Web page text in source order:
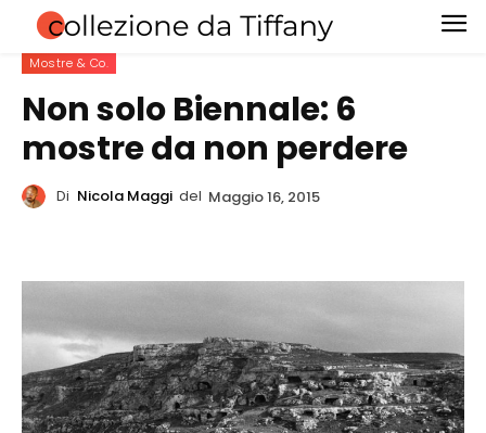
Mostre & Co.
Non solo Biennale: 6
mostre da non perdere
Di Nicola Maggi del Maggio 16, 2015